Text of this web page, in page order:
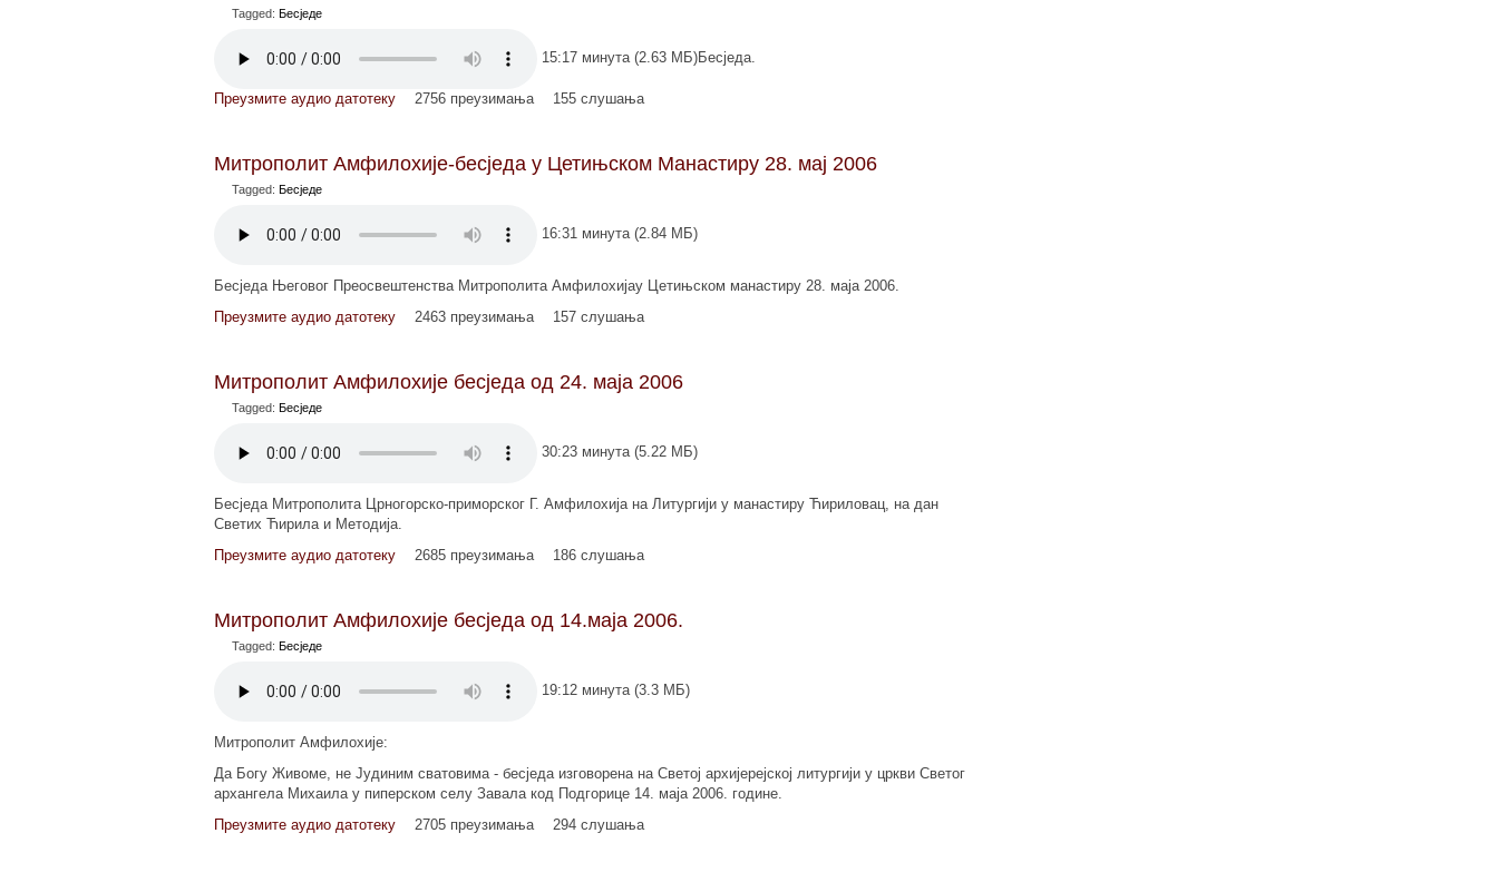
Tagged: Бесједе
15:17 минута (2.63 МБ)Бесједа.
Преузмите аудио датотеку 2756 преузимања 155 слушања
Митрополит Амфилохије-бесједа у Цетињском Манастиру 28. мај 2006
Tagged: Бесједе
16:31 минута (2.84 МБ)
Бесједа Његовог Преосвештенства Митрополита Амфилохијау Цетињском манастиру 28. маја 2006.
Преузмите аудио датотеку
2463 преузимања 157 слушања
Митрополит Амфилохије бесједа од 24. маја 2006
Tagged: Бесједе
30:23 минута (5.22 МБ)
Бесједа Митрополита Црногорско-приморског Г. Амфилохија на Литургији у манастиру Ћириловац, на дан
Светих Ћирила и Методија.
Преузмите аудио датотеку
2685 преузимања 186 слушања
Митрополит Амфилохије бесједа од 14.маја 2006.
Tagged: Бесједе
19:12 минута (3.3 МБ)
Митрополит Амфилохије:
Да Богу Живоме, не Јудиним сватовима - бесједа изговорена на Светој архијерејској литургији у цркви Светог
архангела Михаила у пиперском селу Завала код Подгорице 14. маја 2006. године.
Преузмите аудио датотеку
2705 преузимања 294 слушања